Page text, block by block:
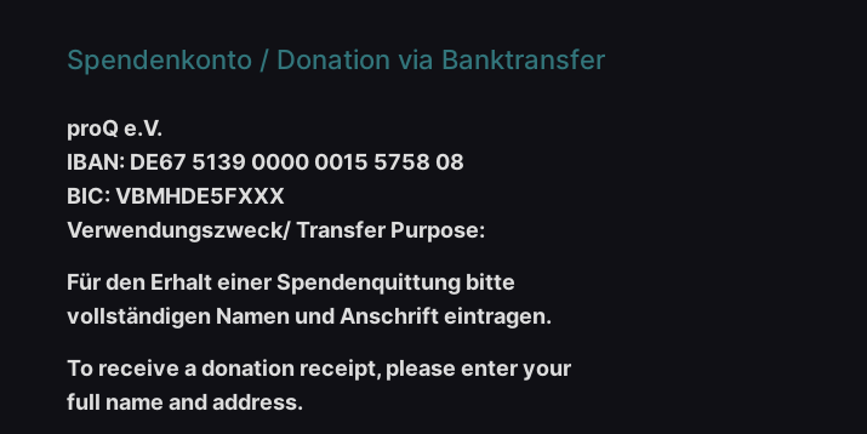
Spendenkonto / Donation via Banktransfer
proQ e.V.
IBAN: DE67 5139 0000 0015 5758 08
BIC: VBMHDE5FXXX
Verwendungszweck/ Transfer Purpose:
Für den Erhalt einer Spendenquittung bitte
vollständigen Namen und Anschrift eintragen.
To receive a donation receipt, please enter your
full name and address.